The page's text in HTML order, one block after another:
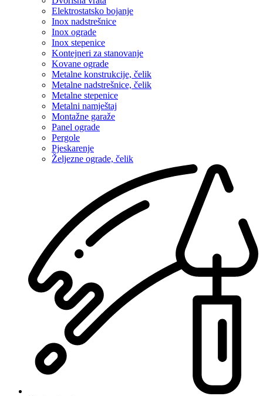
Elektrostatsko bojanje
Inox nadstrešnice
Inox ograde
Inox stepenice
Kontejneri za stanovanje
Kovane ograde
Metalne konstrukcije, čelik
Metalne nadstrešnice, čelik
Metalne stepenice
Metalni namještaj
Montažne garaže
Panel ograde
Pergole
Pjeskarenje
Željezne ograde, čelik